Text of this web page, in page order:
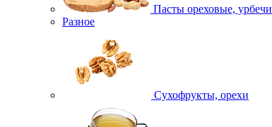
Пасты ореховые, урбечи
Разное
Сухофрукты, орехи